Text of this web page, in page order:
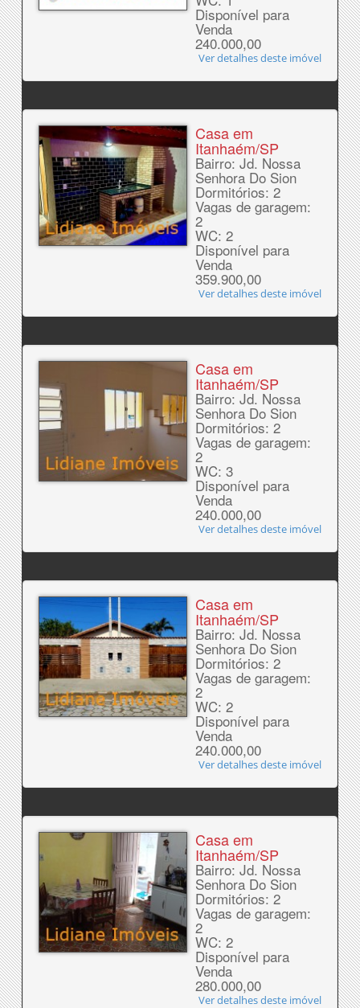
Disponível para
Venda
240.000,00
Ver detalhes deste imóvel
Casa em
Itanhaém/SP
Bairro: Jd. Nossa
Senhora Do Sion
Dormitórios: 2
Vagas de garagem:
2
WC: 2
Disponível para
Venda
359.900,00
Ver detalhes deste imóvel
Casa em
Itanhaém/SP
Bairro: Jd. Nossa
Senhora Do Sion
Dormitórios: 2
Vagas de garagem:
2
WC: 3
Disponível para
Venda
240.000,00
Ver detalhes deste imóvel
Casa em
Itanhaém/SP
Bairro: Jd. Nossa
Senhora Do Sion
Dormitórios: 2
Vagas de garagem:
2
WC: 2
Disponível para
Venda
240.000,00
Ver detalhes deste imóvel
Casa em
Itanhaém/SP
Bairro: Jd. Nossa
Senhora Do Sion
Dormitórios: 2
Vagas de garagem:
2
WC: 2
Disponível para
Venda
280.000,00
Ver detalhes deste imóvel